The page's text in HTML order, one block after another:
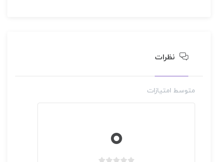
دوره DBA حرفه ای مدیریت کسب و کار اقتصاد و مدیریت
30,000,000 تومان
مديريت مالی برای مديران غير مالی
نظرات
متوسط امتیازات
0